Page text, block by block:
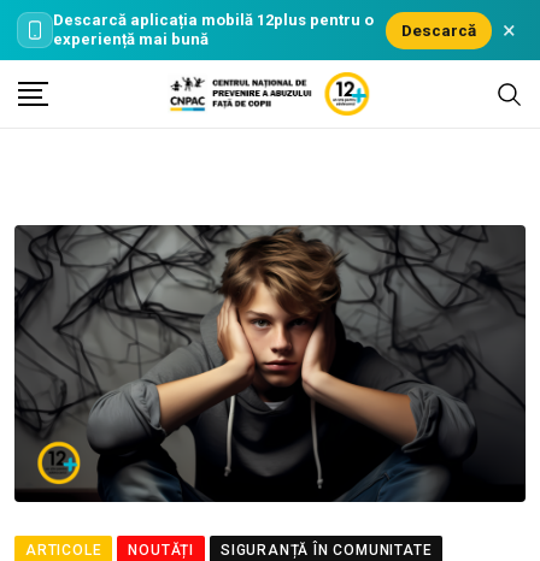
Descarcă aplicația mobilă 12plus pentru o
experiență mai bună
Descarcă ×
ARTICOLE NOUTĂȚI SIGURANȚĂ ÎN COMUNITATE